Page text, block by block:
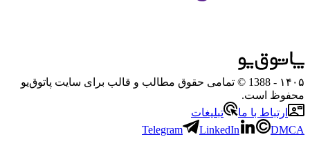
۱۴۰۵
- 1388 © تمامی حقوق مطالب و قالب برای سایت پاتوق‌یو
محفوظ است.
ارتباط با ما
تبلیغات
Telegram
LinkedIn DMCA